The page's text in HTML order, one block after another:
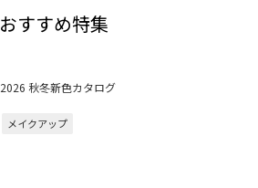
おすすめ特集
2026 秋冬新色カタログ
メイクアップ